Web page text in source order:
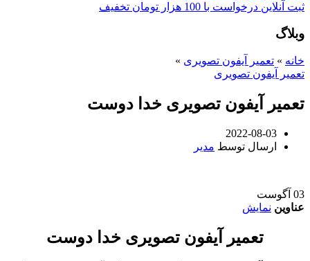
ثبت آنلاین درخواست با 100 هزار تومان تخفیف
وبلاگ
خانه » تعمیر آیفون تصویری »
تعمیر آیفون تصویری
تعمیر آیفون تصویری خدا دوست
2022-08-03
ارسال توسط مدیر
03 آگوست
عناوین نمایش
تعمیر آیفون تصویری خدا دوست